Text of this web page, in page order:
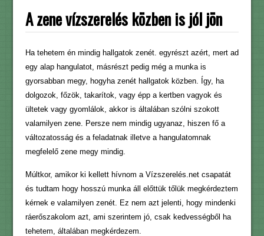
A zene vízszerelés közben is jól jön
Ha tehetem én mindig hallgatok zenét. egyrészt azért, mert ad
egy alap hangulatot, másrészt pedig még a munka is
gyorsabban megy, hogyha zenét hallgatok közben. Így, ha
dolgozok, főzök, takarítok, vagy épp a kertben vagyok és
ültetek vagy gyomlálok, akkor is általában szólni szokott
valamilyen zene. Persze nem mindig ugyanaz, hiszen fő a
változatosság és a feladatnak illetve a hangulatomnak
megfelelő zene megy mindig.
Múltkor, amikor ki kellett hívnom a Vízszerelés.net csapatát
és tudtam hogy hosszú munka áll előttük tőlük megkérdeztem
kérnek e valamilyen zenét. Ez nem azt jelenti, hogy mindenki
ráerőszakolom azt, ami szerintem jó, csak kedvességből ha
tehetem, általában megkérdezem.